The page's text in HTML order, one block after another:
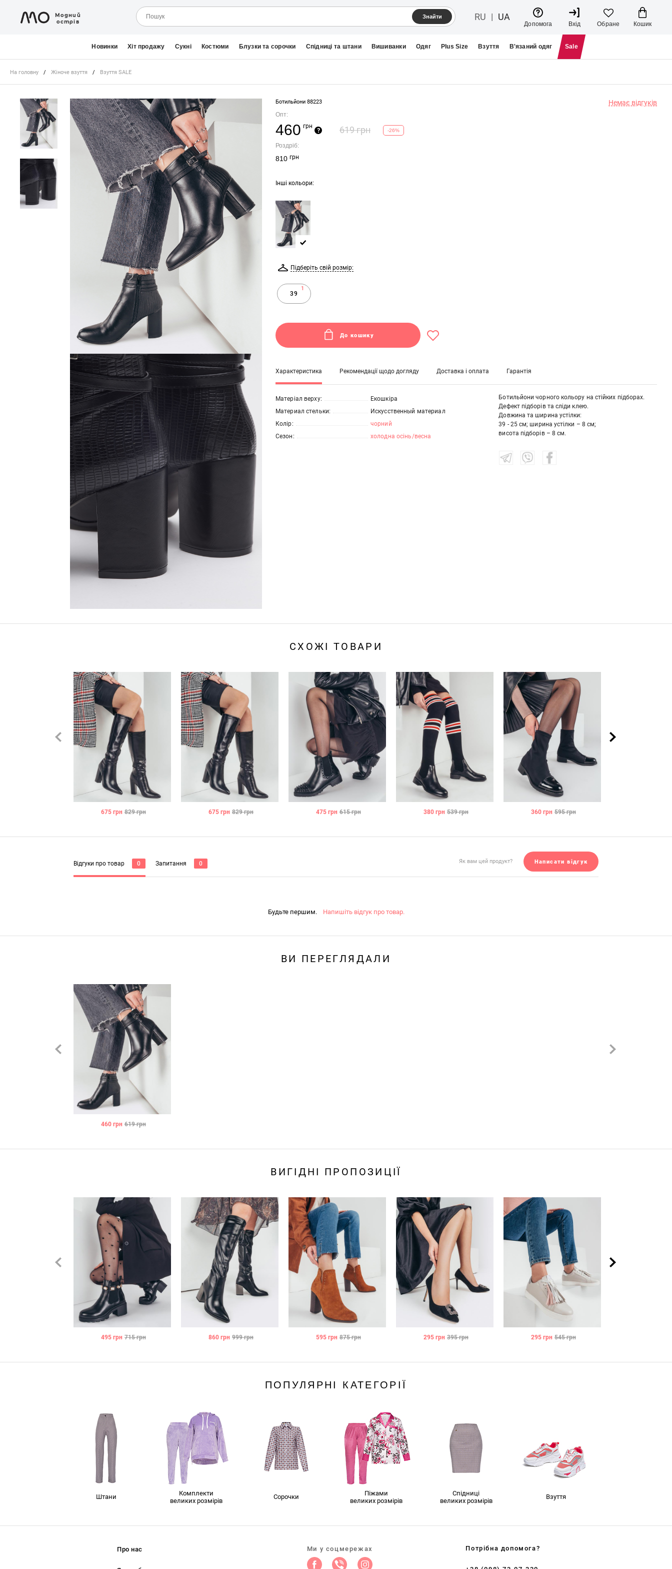
Модний
острів
Знайти RU | UA
Допомога Вхід Обране Кошик
Новинки Хіт продажу Сукні Костюми Блузки та сорочки Спідниці та штани Вишиванки Одяг Plus Size Взуття В'язаний одяг Sale
На головну / Жіноче взуття / Взуття SALE
Ботильйони 88223 Немає відгуків
Опт:
460 грн
? 619 грн -26%
Роздріб:
810 грн
Інші кольори:
Підберіть свій розмір:
1
39
До кошику
Характеристика Рекомендації щодо догляду Доставка і оплата Гарантія
Матеріал верху:
Екошкіра
Материал стельки:
Искусственный материал
Колір:
чорний
Сезон:
холодна осінь/весна
Ботильйони чорного кольору на стійких підборах.
Дефект підборів та сліди клею.
Довжина та ширина устілки:
39 - 25 см; ширина устілки – 8 см;
висота підборів – 8 см.
СХОЖІ ТОВАРИ
675 грн 829 грн 675 грн 829 грн 475 грн 615 грн 380 грн 539 грн 360 грн 595 грн
Відгуки про товар 0 Запитання 0 Як вам цей продукт? Написати відгук
Будьте першим. Напишіть відгук про товар.
ВИ ПЕРЕГЛЯДАЛИ
460 грн 619 грн
ВИГІДНІ ПРОПОЗИЦІЇ
495 грн 715 грн 860 грн 999 грн 595 грн 875 грн 295 грн 395 грн 295 грн 545 грн
ПОПУЛЯРНІ КАТЕГОРІЇ
Штани
Комплекти
великих розмірів
Сорочки
Піжами
великих розмірів
Спідниці
великих розмірів
Взуття
Про нас Ми у соцмережах Потрібна допомога?